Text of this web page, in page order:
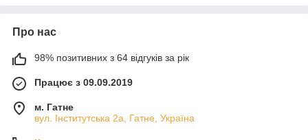
Про нас
98% позитивних з 64 відгуків за рік
Працює з 09.09.2019
м. Гатне
вул. Інститутська 2а, Гатне, Україна